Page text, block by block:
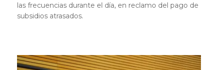
las frecuencias durante el día, en reclamo del pago de
subsidios atrasados.